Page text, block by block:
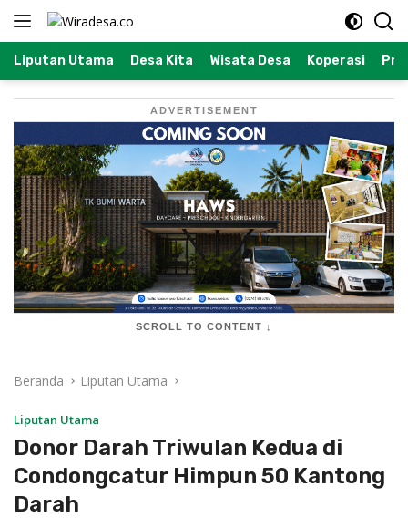
Langsung
Liputan Utama Desa Kita Wisata Desa Koperasi
ADVERTISEMENT
SCROLL TO CONTENT ↓
Beranda Liputan Utama
Liputan Utama
Donor Darah Triwulan Kedua di
Condongcatur Himpun 50 Kantong
Darah